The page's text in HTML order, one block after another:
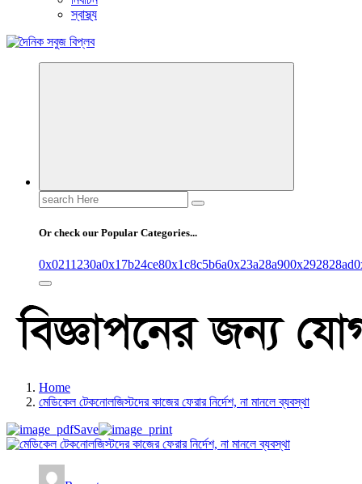
স্বাস্থ্য
বাংলা নিউজ পেপার
Search
for:
Or check our Popular Categories...
0x0211230a0x17b24ce80x1c8c5b6a0x23a28a900x292828ad
Home
মেডিকেল টেকনোলজিস্টদের কাজের ফেরার নির্দেশ, না মানলে ব্যবস্থা
Save